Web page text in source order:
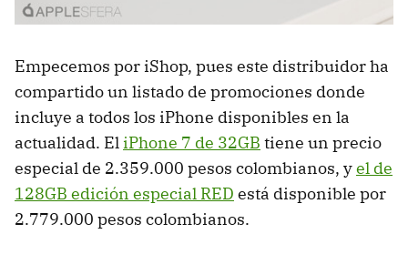
Empecemos por iShop, pues este distribuidor ha
compartido un listado de promociones donde
incluye a todos los iPhone disponibles en la
actualidad. EliPhone 7 de 32GB tiene un precio
especial de 2.359.000 pesos colombianos, yel de
128GB edición especial RED está disponible por
2.779.000 pesos colombianos.